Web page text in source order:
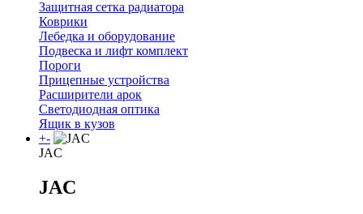
Защитная сетка радиатора
Коврики
Лебедка и оборудование
Подвеска и лифт комплект
Пороги
Прицепные устройства
Расширители арок
Светодиодная оптика
Ящик в кузов
+-
JAC
JAC